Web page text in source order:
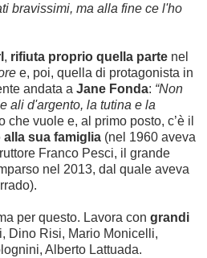
bravissimi, ma alla fine ce l'ho
, rifiuta proprio quella parte nel
e, poi, quella di protagonista in
andata a Jane Fonda: “Non
ali d'argento, la tutina e la
che vuole e, al primo posto, c’è il
sua famiglia (nel 1960 aveva
Franco Pesci, il grande
nel 2013, dal quale aveva
per questo. Lavora con grandi
Dino Risi, Mario Monicelli,
Alberto Lattuada.